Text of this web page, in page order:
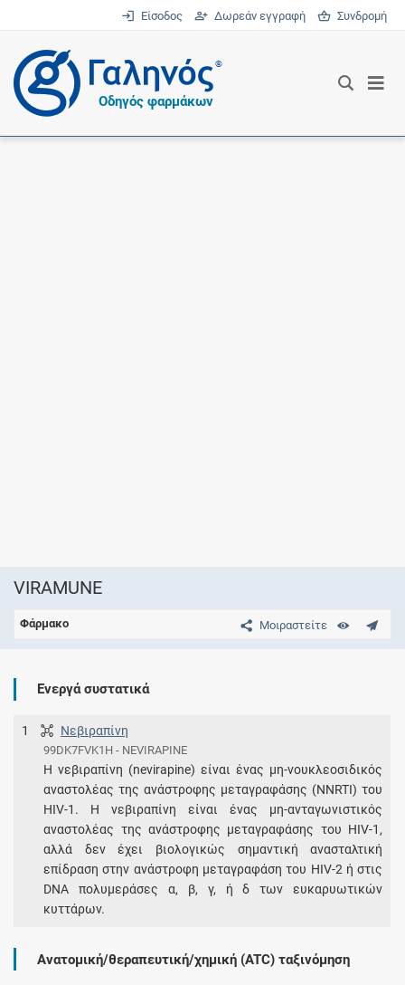
Είσοδος Δωρεάν εγγραφή Συνδρομή
®
Οδηγός φαρμάκων
VIRAMUNE
Μοιραστείτε
Φάρμακο
Ενεργά συστατικά
1 Νεβιραπίνη
99DK7FVK1H - NEVIRAPINE
Η νεβιραπίνη (nevirapine) είναι ένας μη-νουκλεοσιδικός
αναστολέας της ανάστροφης μεταγραφάσης (NNRTI) του
HIV-1. Η νεβιραπίνη είναι ένας μη-ανταγωνιστικός
αναστολέας της ανάστροφης μεταγραφάσης του HIV-1,
αλλά δεν έχει βιολογικώς σημαντική ανασταλτική
επίδραση στην ανάστροφη μεταγραφάση του HIV-2 ή στις
DNA πολυμεράσες α, β, γ, ή δ των ευκαρυωτικών
κυττάρων.
Ανατομική/θεραπευτική/χημική (ATC) ταξινόμηση